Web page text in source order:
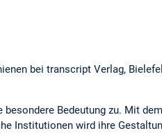
bei transcript Verlag,
Bedeutung zu. Mit
Institutionen wird ihre